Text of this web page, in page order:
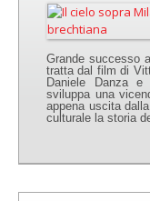
Grande successo
tratta dal film di
Daniele Danza
sviluppa una
appena uscita
culturale la storia